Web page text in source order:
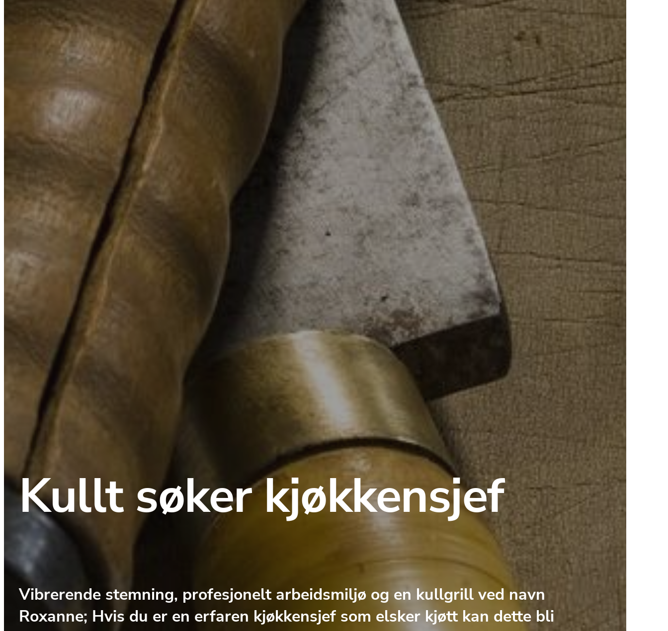
Kullt søker kjøkkensjef
Vibrerende stemning, profesjonelt arbeidsmiljø og en kullgrill ved navn
Roxanne; Hvis du er en erfaren kjøkkensjef som elsker kjøtt kan dette bli